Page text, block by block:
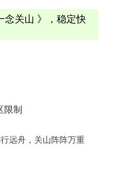
念关山 》，稳定快
限制
远舟，关山阵阵万重